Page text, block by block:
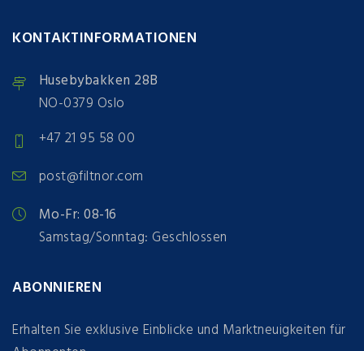
KONTAKTINFORMATIONEN
Husebybakken 28B
NO-0379 Oslo
+47 21 95 58 00
post@filtnor.com
Mo-Fr: 08-16
Samstag/Sonntag: Geschlossen
ABONNIEREN
Erhalten Sie exklusive Einblicke und Marktneuigkeiten für